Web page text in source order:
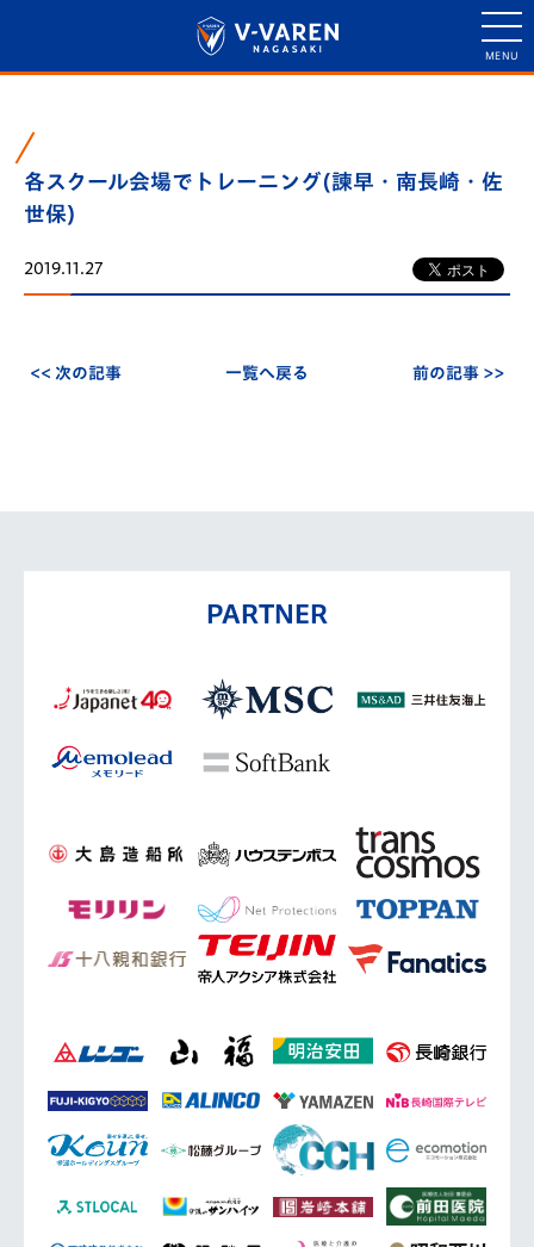
各スクール会場でトレーニング(諫早・南長崎・佐
世保)
2019.11.27
<< 次の記事 一覧へ戻る 前の記事 >>
PARTNER